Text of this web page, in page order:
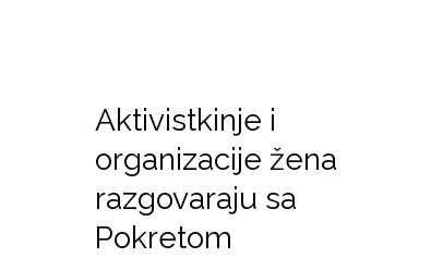
Aktivistkinje i
organizacije žena
razgovaraju sa
Pokretom